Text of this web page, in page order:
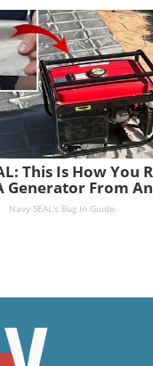
This Is How You
Generator From An
Navy SEAL's Bug In Guide